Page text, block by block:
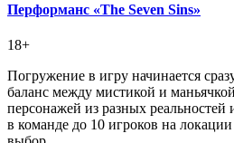
Перформанс «The Seven Sins»
18+
Погружение в игру начинается
баланс между мистикой и
персонажей из разных
в команде до 10 игроков на